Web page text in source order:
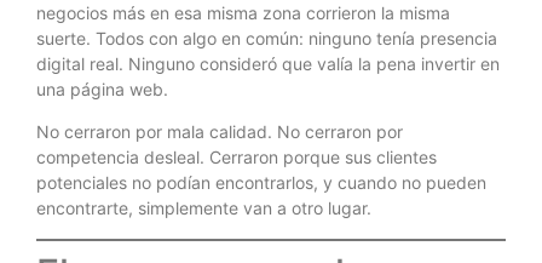
negocios más en esa misma zona corrieron la misma
suerte. Todos con algo en común: ninguno tenía presencia
digital real. Ninguno consideró que valía la pena invertir en
una página web.
No cerraron por mala calidad. No cerraron por
competencia desleal. Cerraron porque sus clientes
potenciales no podían encontrarlos, y cuando no pueden
encontrarte, simplemente van a otro lugar.